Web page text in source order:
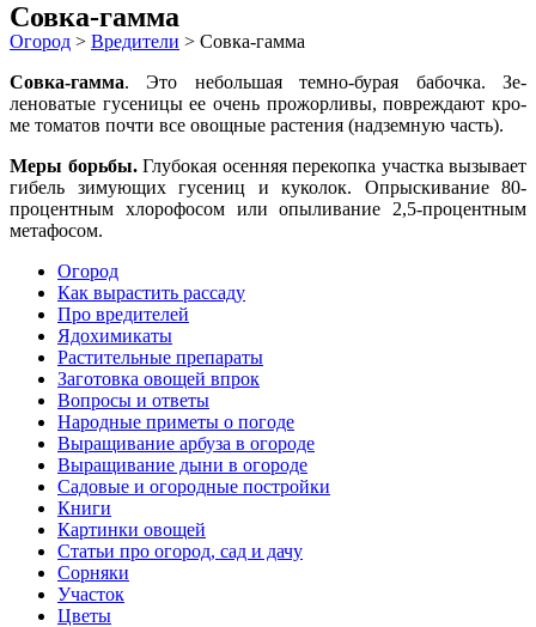
Совка-гамма
Огород > Вредители > Совка-гамма
Совка-гамма. Это небольшая темно-бурая бабочка. Зе­
леноватые гусеницы ее очень прожорливы, повреждают кро­
ме томатов почти все овощные растения (надземную часть).
Меры борьбы.Глубокая осенняя перекопка участка вы­зывает
гибель зимующих гусениц и куколок. Опрыскивание 80-
процентным хлорофосом или опыливание 2,5-процент­ным
метафосом.
Огород
Как вырастить рассаду
Про вредителей
Ядохимикаты
Растительные препараты
Заготовка овощей впрок
Вопросы и ответы
Народные приметы о погоде
Выращивание арбуза в огороде
Выращивание дыни в огороде
Садовые и огородные постройки
Книги
Картинки овощей
Статьи про огород, сад и дачу
Сорняки
Участок
Цветы